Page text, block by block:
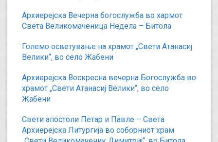
Архиерејска Вечерна богослужба во хармот
Света Великомаченица Недела – Битола
Големо осветување на храмот „Свети Атанасиј
Велики“, во село Жабени
Архиерејска Воскресна вечерна Богослужба во
храмот „Свети Атанасиј Велики“, во село
Жабени
Свети апостоли Петар и Павле – Света
Архиерејска Литургија во соборниот храм